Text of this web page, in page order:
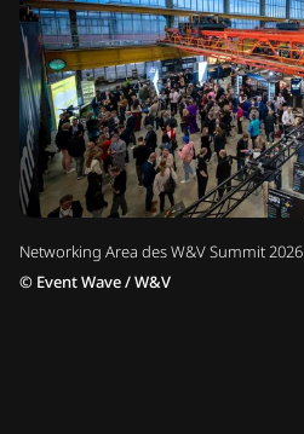
Networking Area des W&V Summit 2026
© Event Wave / W&V